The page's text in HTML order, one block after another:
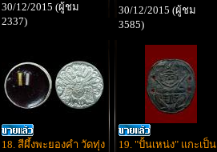
30/12/2015 (ผู้ชม
2337)
30/12/2015 (ผู้ชม
3585)
18. สีผึ้งพะยองคำ วัดทุ่ง
19. "ปั้นเหน่ง" แกะเป็น